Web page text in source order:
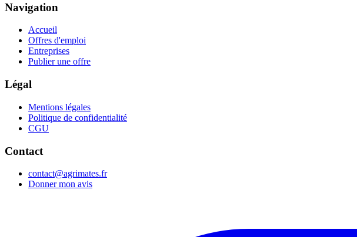
Navigation
Accueil
Offres d'emploi
Entreprises
Publier une offre
Légal
Mentions légales
Politique de confidentialité
CGU
Contact
contact@agrimates.fr
Donner mon avis